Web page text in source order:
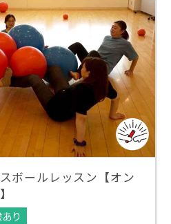
ボールレッスン【オン
り